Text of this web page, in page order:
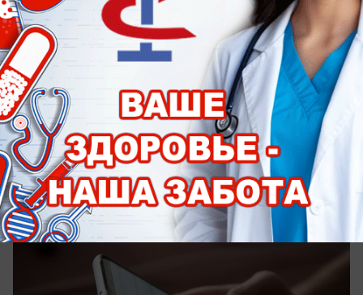
вчера в 15:15 0
Общество
Ставропольцы остались без связи из-за
масштабного сбоя в работе Рунета
И рассказали редакции, что именно у них не
работает